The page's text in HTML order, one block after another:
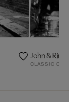
John &
CLASSIC